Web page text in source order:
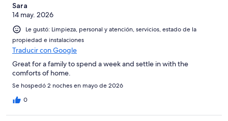
Sara
14 may. 2026
Le gustó: Limpieza, personal y atención, servicios, estado de la
propiedad e instalaciones
Traducir con Google
Great for a family to spend a week and settle in with the
comforts of home.
Se hospedó 2 noches en mayo de 2026
0